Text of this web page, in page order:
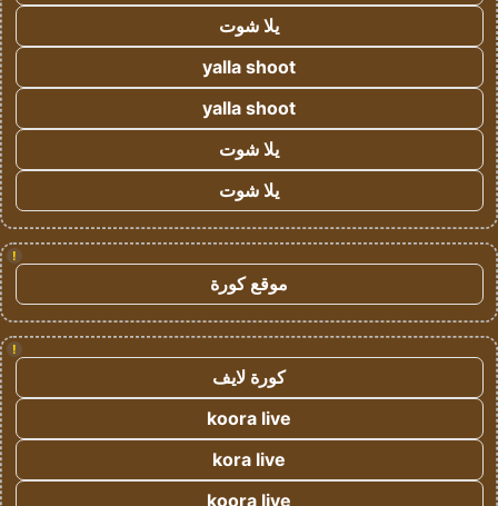
يلا شوت
yalla shoot
yalla shoot
يلا شوت
يلا شوت
!
موقع كورة
!
كورة لايف
koora live
kora live
koora live